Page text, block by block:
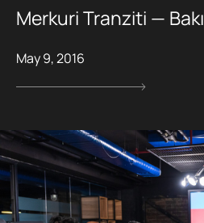
Merkuri Tranziti — Bakı
May 9, 2016